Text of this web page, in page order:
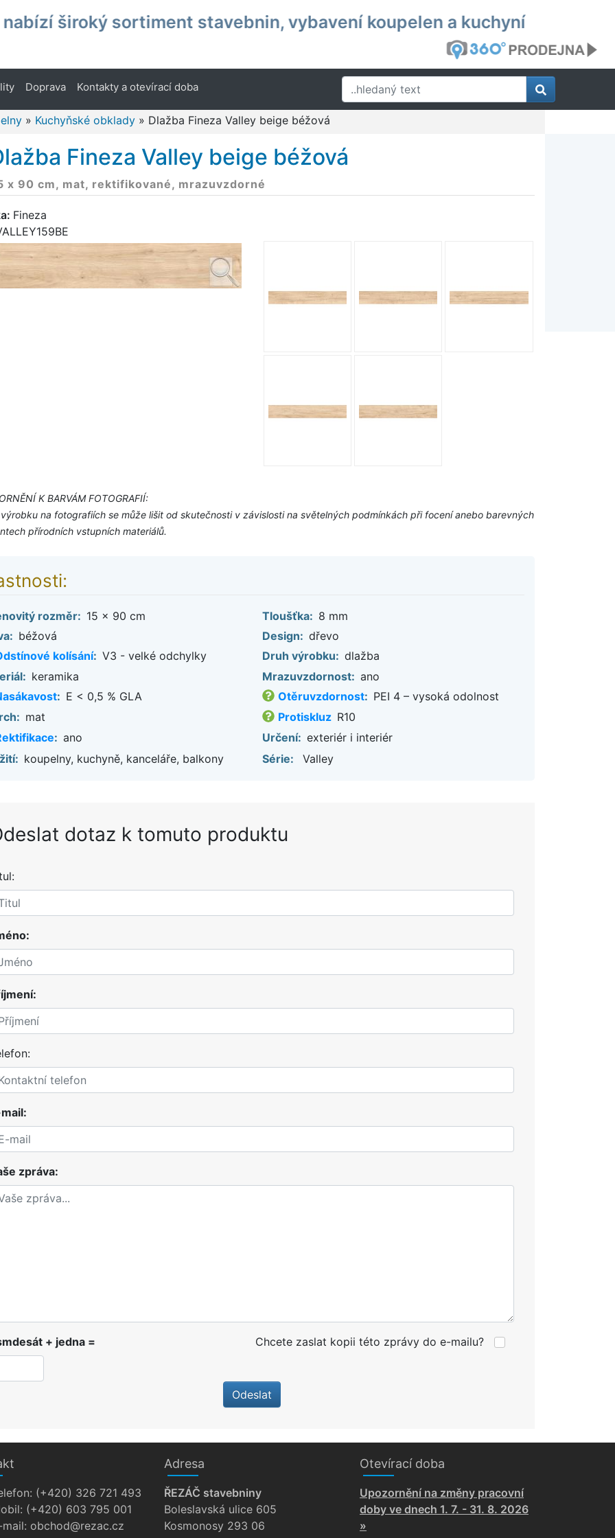
nabízí široký sortiment stavebnin, vybavení koupelen a kuchyní
Doprava Kontakty a otevírací doba
» Kuchyňské obklady » Dlažba Fineza Valley beige béžová
Fineza Valley beige béžová
x 90 cm, mat, rektifikované, mrazuvzdorné
Fineza
K BARVÁM FOTOGRAFIÍ:
na fotografiích se může lišit od skutečnosti v závislosti na světelných podmínkách při focení anebo barevných
přírodních vstupních materiálů.
rozměr: 15 x 90 cm Tloušťka: 8 mm
béžová Design: dřevo
kolísání: V3 - velké odchylky Druh výrobku: dlažba
keramika Mrazuvzdornost: ano
: E < 0,5 % GLA Otěruvzdornost: PEI 4 – vysoká odolnost
mat Protiskluz R10
: ano Určení: exteriér i interiér
koupelny, kuchyně, kanceláře, balkony Série: Valley
dotaz k tomuto produktu
zpráva:
+ jedna = Chcete zaslat kopii této zprávy do e-mailu?
Odeslat
(+420) 326 721 493
(+420) 603 795 001
mail: zc.cazer@dohcbo
Adresa
ŘEZÁČ stavebniny
Boleslavská ulice 605
Kosmonosy 293 06
Otevírací doba
Upozornění na změny pracovní
doby ve dnech 1. 7. - 31. 8. 2026
»